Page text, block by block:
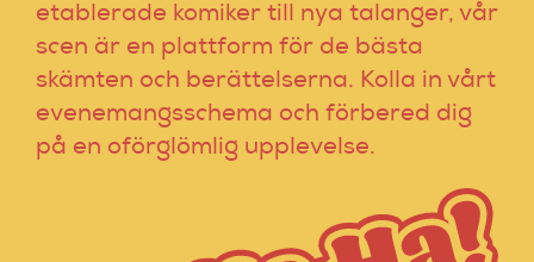
etablerade komiker till nya talanger, vår
scen är en plattform för de bästa
skämten och berättelserna. Kolla in vårt
evenemangsschema och förbered dig
på en oförglömlig upplevelse.